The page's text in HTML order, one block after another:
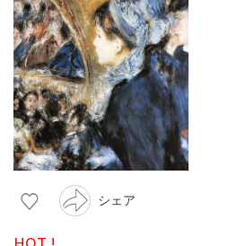
シェア